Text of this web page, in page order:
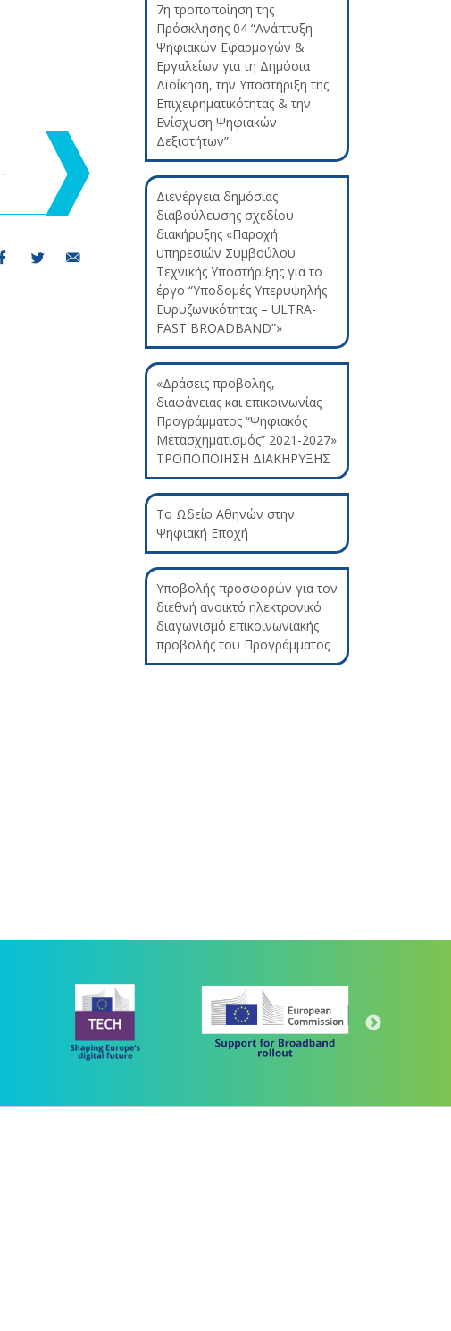
-
7η τροποποίηση της
Πρόσκλησης 04 “Ανάπτυξη
Ψηφιακών Εφαρμογών &
Εργαλείων για τη Δημόσια
Διοίκηση, την Υποστήριξη της
Επιχειρηματικότητας & την
Ενίσχυση Ψηφιακών
Δεξιοτήτων”
Διενέργεια δημόσιας
διαβούλευσης σχεδίου
διακήρυξης «Παροχή
υπηρεσιών Συμβούλου
Τεχνικής Υποστήριξης για το
έργο “Υποδομές Υπερυψηλής
Ευρυζωνικότητας – ULTRA-
FAST BROADBAND”»
«Δράσεις προβολής,
διαφάνειας και επικοινωνίας
Προγράμματος “Ψηφιακός
Μετασχηματισμός” 2021-2027»
ΤΡΟΠΟΠΟΙΗΣΗ ΔΙΑΚΗΡΥΞΗΣ
Το Ωδείο Αθηνών στην
Ψηφιακή Εποχή
Υποβολής προσφορών για τον
διεθνή ανοικτό ηλεκτρονικό
διαγωνισμό επικοινωνιακής
προβολής του Προγράμματος